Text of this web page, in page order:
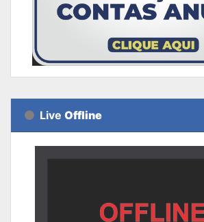
Live Offline